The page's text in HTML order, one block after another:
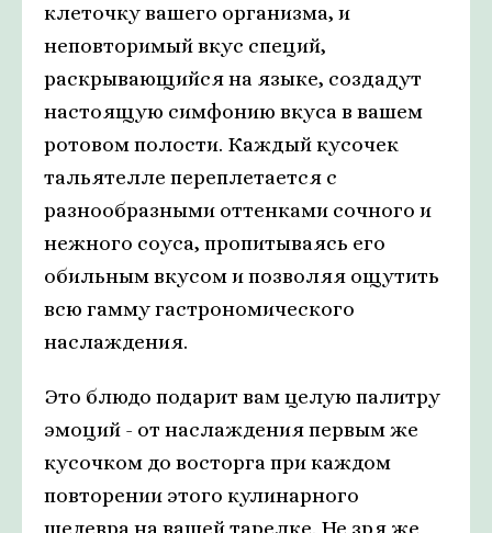
клеточку вашего организма, и
неповторимый вкус специй,
раскрывающийся на языке, создадут
настоящую симфонию вкуса в вашем
ротовом полости. Каждый кусочек
тальятелле переплетается с
разнообразными оттенками сочного и
нежного соуса, пропитываясь его
обильным вкусом и позволяя ощутить
всю гамму гастрономического
наслаждения.
Это блюдо подарит вам целую палитру
эмоций - от наслаждения первым же
кусочком до восторга при каждом
повторении этого кулинарного